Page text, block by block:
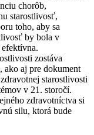
chorôb,
starostlivosť,
toho, aby sa
by bola v
zostáva
ako aj pre dokument
starostlivosti
v 21. storočí.
zdravotníctva si
silu, ktorá bude